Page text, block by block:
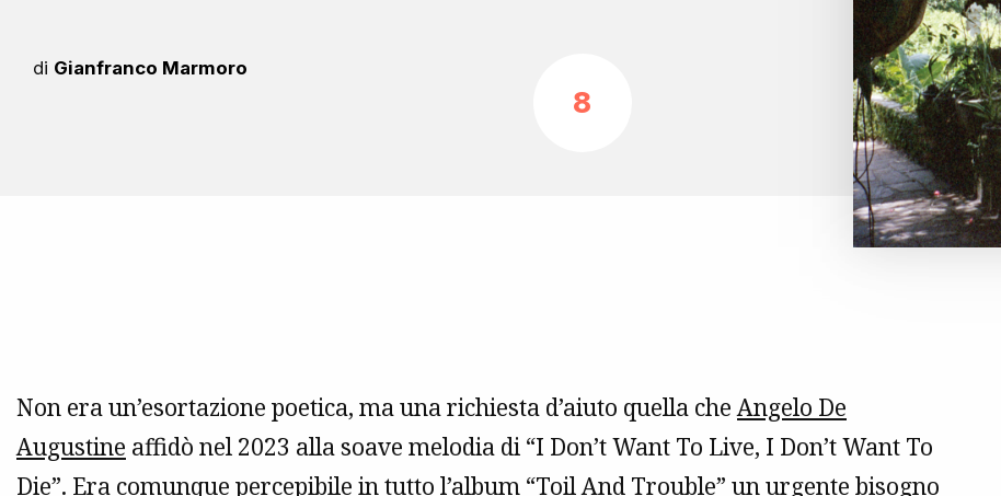
di Gianfranco Marmoro
8
Non era un’esortazione poetica, ma una richiesta d’aiuto quella cheAngelo De
Augustine affidò nel 2023 alla soave melodia di “I Don’t Want To Live, I Don’t Want To
Die”. Era comunque percepibile in tutto l’album “Toil And Trouble” un urgente bisogno